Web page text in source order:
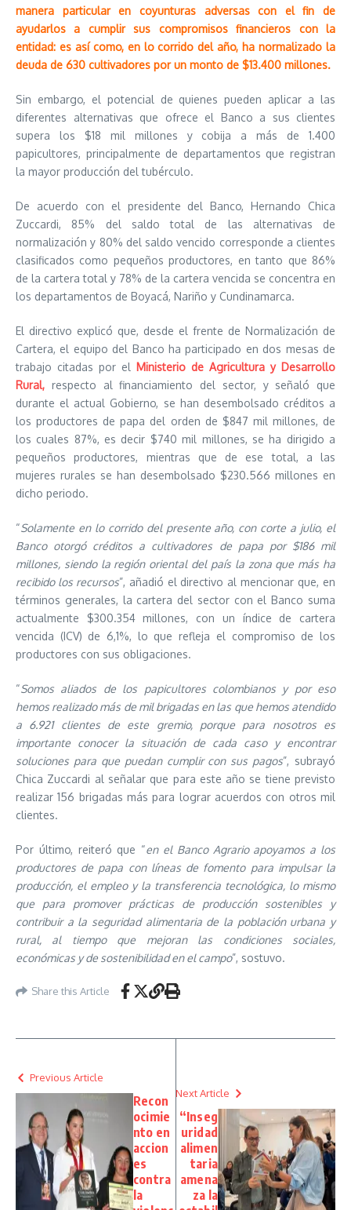
manera particular en coyunturas adversas con el fin de
ayudarlos a cumplir sus compromisos financieros con la
entidad: es así como, en lo corrido del año, ha normalizado la
deuda de 630 cultivadores por un monto de $13.400 millones.
Sin embargo, el potencial de quienes pueden aplicar a las
diferentes alternativas que ofrece el Banco a sus clientes
supera los $18 mil millones y cobija a más de 1.400
papicultores, principalmente de departamentos que registran
la mayor producción del tubérculo.
De acuerdo con el presidente del Banco, Hernando Chica
Zuccardi, 85% del saldo total de las alternativas de
normalización y 80% del saldo vencido corresponde a clientes
clasificados como pequeños productores, en tanto que 86%
de la cartera total y 78% de la cartera vencida se concentra en
los departamentos de Boyacá, Nariño y Cundinamarca.
El directivo explicó que, desde el frente de Normalización de
Cartera, el equipo del Banco ha participado en dos mesas de
trabajo citadas por el Ministerio de Agricultura y Desarrollo
Rural, respecto al financiamiento del sector, y señaló que
durante el actual Gobierno, se han desembolsado créditos a
los productores de papa del orden de $847 mil millones, de
los cuales 87%, es decir $740 mil millones, se ha dirigido a
pequeños productores, mientras que de ese total, a las
mujeres rurales se han desembolsado $230.566 millones en
dicho periodo.
“Solamente en lo corrido del presente año, con corte a julio, el
Banco otorgó créditos a cultivadores de papa por $186 mil
millones, siendo la región oriental del país la zona que más ha
recibido los recursos”, añadió el directivo al mencionar que, en
términos generales, la cartera del sector con el Banco suma
actualmente $300.354 millones, con un índice de cartera
vencida (ICV) de 6,1%, lo que refleja el compromiso de los
productores con sus obligaciones.
“Somos aliados de los papicultores colombianos y por eso
hemos realizado más de mil brigadas en las que hemos atendido
a 6.921 clientes de este gremio, porque para nosotros es
importante conocer la situación de cada caso y encontrar
soluciones para que puedan cumplir con sus pagos”, subrayó
Chica Zuccardi al señalar que para este año se tiene previsto
realizar 156 brigadas más para lograr acuerdos con otros mil
clientes.
Por último, reiteró que “en el Banco Agrario apoyamos a los
productores de papa con líneas de fomento para impulsar la
producción, el empleo y la transferencia tecnológica, lo mismo
que para promover prácticas de producción sostenibles y
contribuir a la seguridad alimentaria de la población urbana y
rural, al tiempo que mejoran las condiciones sociales,
económicas y de sostenibilidad en el campo”, sostuvo.
Share this Article
Previous Article
Recon
ocimie
nto en
accion
es
contra
la
Next Article
“Inseg
uridad
alimen
taria
amena
za la